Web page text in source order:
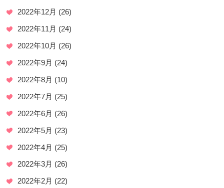
2022年12月 (26)
2022年11月 (24)
2022年10月 (26)
2022年9月 (24)
2022年8月 (10)
2022年7月 (25)
2022年6月 (26)
2022年5月 (23)
2022年4月 (25)
2022年3月 (26)
2022年2月 (22)